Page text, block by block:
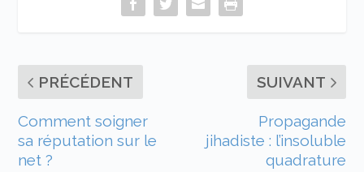
PRÉCÉDENT
Comment soigner
sa réputation sur le
net ?
SUIVANT
Propagande
jihadiste : l’insoluble
quadrature